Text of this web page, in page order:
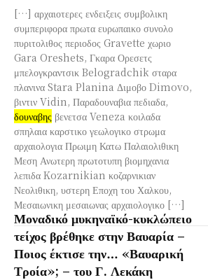
[…] αρχαιοτερες ενδειξεις συμβολικη
συμπεριφορα πρωτα ευρωπαικο συνολο
πυριτολιθος περιοδος Gravette χωριο
Gara Oreshets, Γκαρα Ορεσετς
μπελογκραντσικ Belogradchik σταρα
πλανινα Stara Planina Διμοβο Dimovo,
βιντιν Vidin, Παραδουναβια πεδιαδα,
δουναβης βενετσα Veneza κοιλαδα
σπηλαια καρστικο γεωλογικο στρωμα
αρχαιολογια Πρωιμη Κατω Παλαιολιθικη
Μεση Ανωτερη πρωτοτυπη βιομηχανια
λεπιδα Kozarnikian κοζαρνικιαν
Νεολιθικη, υστερη Εποχη του Χαλκου,
Μεσαιωνικη μεσαιωνας αρχαιολογικο […]
Μοναδικό μυκηναϊκό-κυκλώπειο
τείχος βρέθηκε στην Βαυαρία –
Ποιος έκτισε την… «Βαυαρική
Τροία»; – του Γ. Λεκάκη